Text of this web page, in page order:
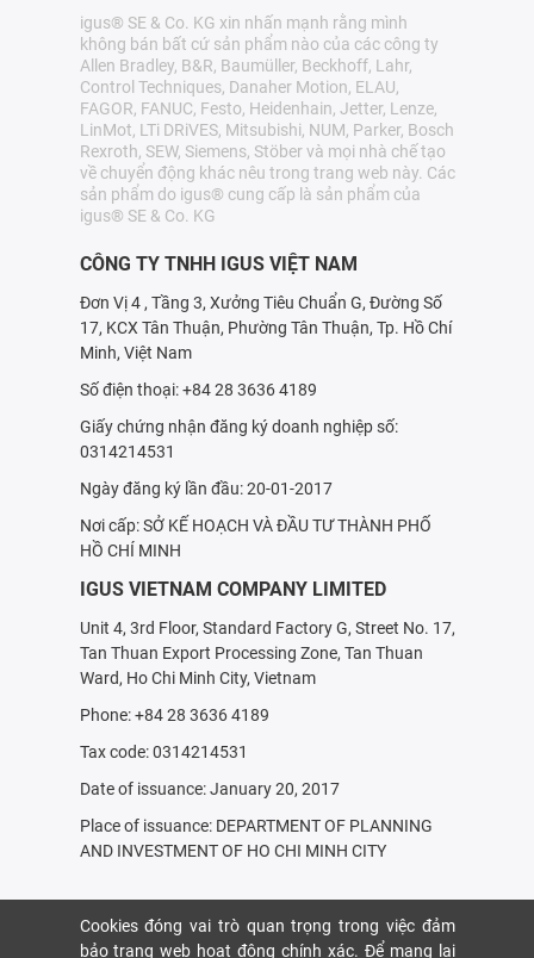
igus® SE & Co. KG xin nhấn mạnh rằng mình
không bán bất cứ sản phẩm nào của các công ty
Allen Bradley, B&R, Baumüller, Beckhoff, Lahr,
Control Techniques, Danaher Motion, ELAU,
FAGOR, FANUC, Festo, Heidenhain, Jetter, Lenze,
LinMot, LTi DRiVES, Mitsubishi, NUM, Parker, Bosch
Rexroth, SEW, Siemens, Stöber và mọi nhà chế tạo
về chuyển động khác nêu trong trang web này. Các
sản phẩm do igus® cung cấp là sản phẩm của
igus® SE & Co. KG
CÔNG TY TNHH IGUS VIỆT NAM
Đơn Vị 4 , Tầng 3, Xưởng Tiêu Chuẩn G, Đường Số
17, KCX Tân Thuận, Phường Tân Thuận, Tp. Hồ Chí
Minh, Việt Nam
Số điện thoại: +84 28 3636 4189
Giấy chứng nhận đăng ký doanh nghiệp số:
0314214531
Ngày đăng ký lần đầu: 20-01-2017
Nơi cấp: SỞ KẾ HOẠCH VÀ ÐẦU TƯ THÀNH PHỐ
HỒ CHÍ MINH
IGUS VIETNAM COMPANY LIMITED
Unit 4, 3rd Floor, Standard Factory G, Street No. 17,
Tan Thuan Export Processing Zone, Tan Thuan
Ward, Ho Chi Minh City, Vietnam
Phone: +84 28 3636 4189
Tax code: 0314214531
Date of issuance: January 20, 2017
Place of issuance: DEPARTMENT OF PLANNING
AND INVESTMENT OF HO CHI MINH CITY
Cookies đóng vai trò quan trọng trong việc đảm
bảo trang web hoạt động chính xác. Để mang lại